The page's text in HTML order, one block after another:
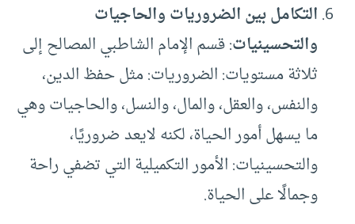
التكامل بين الضروريات والحاجيات
والتحسينيات: قسم الإمام الشاطبي المصالح إلى
ثلاثة مستويات: الضروريات: مثل حفظ الدين،
والنفس، والعقل، والمال، والنسل، والحاجيات وهي
ما يسهل أمور الحياة، لكنه لايعد ضروريًا،
والتحسينيات: الأمور التكميلية التي تضفي راحة
وجمالًا على الحياة.